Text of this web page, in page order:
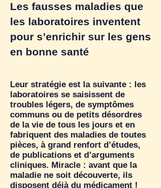
Les fausses maladies que
les laboratoires inventent
pour s’enrichir sur les gens
en bonne santé
Leur stratégie est la suivante : les
laboratoires se saisissent de
troubles légers, de symptômes
communs ou de petits désordres
de la vie de tous les jours et en
fabriquent des maladies de toutes
pièces, à grand renfort d’études,
de publications et d’arguments
cliniques. Miracle : avant que la
maladie ne soit découverte, ils
disposent déjà du médicament !